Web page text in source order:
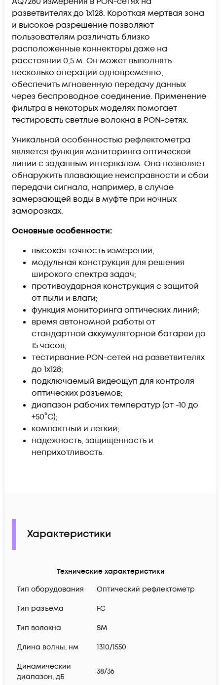
разветвителях до 1х128. Короткая мертвая зона
и высокое разрешение позволяют
пользователям различать близко
расположенные коннекторы даже на
расстоянии 0,5 м. Он может выполнять
несколько операций одновременно,
обеспечить мгновенную передачу данных
через беспроводное соединение. Применение
фильтра в некоторых моделях помогает
тестировать светлые волокна в PON-сетях.
Уникальной особенностью рефлектометра
является функция мониторинга оптической
линии с заданным интервалом. Она позволяет
обнаружить плавающие неисправности и сбои
передачи сигнала, например, в случае
замерзающей воды в муфте при ночных
заморозках.
Основные особенности:
высокая точность измерений;
модульная конструкция для решения
широкого спектра задач;
противоударная конструкция с защитой
от пыли и влаги;
функция мониторинга оптических линий;
время автономной работы от
стандартной аккумуляторной батареи до
15 часов;
тестирвание PON-сетей на разветвителях
до 1х128;
подключаемый видеощуп для контроля
оптических разъемов;
диапазон рабочих температур (от -10 до
+50°C);
компактный и легкий;
надежность, защищенность и
неприхотливость.
Характеристики
Технические характеристики
Тип оборудования
Оптический рефлектометр
Тип разъема FC
Тип волокна SM
Длина волны, нм 1310/1550
Динамический
диапазон, дБ
38/36